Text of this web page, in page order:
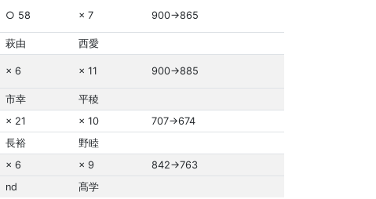
○ 58 × 7 900→865
萩由 西愛
× 6 × 11 900→885
市幸
平稜
× 21 × 10
707→674
長裕
野睦
× 6 × 9
842→763
nd 髙学